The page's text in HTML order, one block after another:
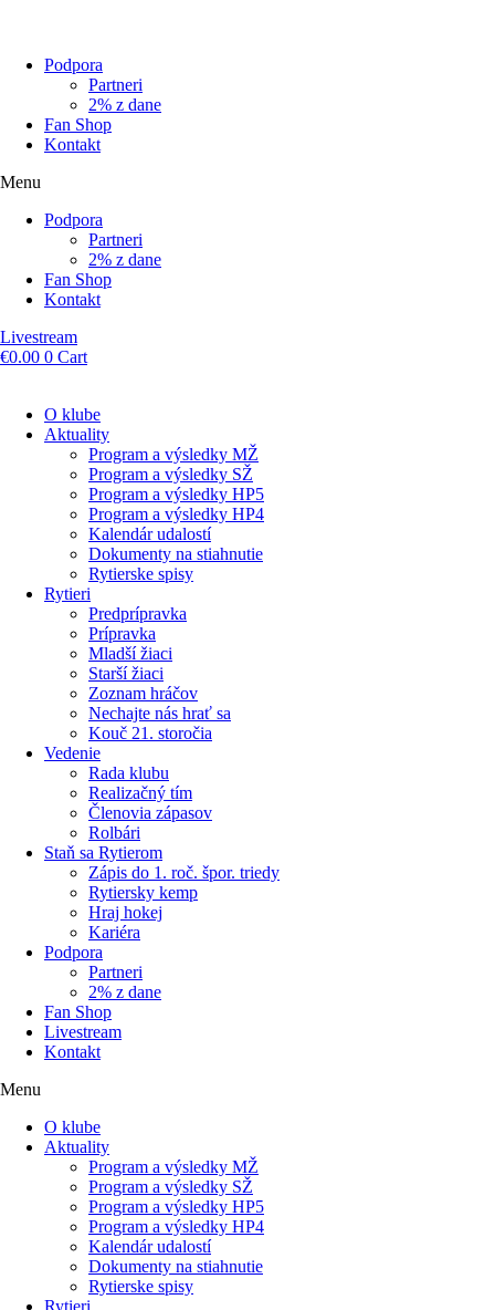
Podpora
Partneri
2% z dane
Fan Shop
Kontakt
Menu
Podpora
Partneri
2% z dane
Fan Shop
Kontakt
Livestream
€0.00 0 Cart
O klube
Aktuality
Program a výsledky MŽ
Program a výsledky SŽ
Program a výsledky HP5
Program a výsledky HP4
Kalendár udalostí
Dokumenty na stiahnutie
Rytierske spisy
Rytieri
Predprípravka
Prípravka
Mladší žiaci
Starší žiaci
Zoznam hráčov
Nechajte nás hrať sa
Kouč 21. storočia
Vedenie
Rada klubu
Realizačný tím
Členovia zápasov
Rolbári
Staň sa Rytierom
Zápis do 1. roč. špor. triedy
Rytiersky kemp
Hraj hokej
Kariéra
Podpora
Partneri
2% z dane
Fan Shop
Livestream
Kontakt
Menu
O klube
Aktuality
Program a výsledky MŽ
Program a výsledky SŽ
Program a výsledky HP5
Program a výsledky HP4
Kalendár udalostí
Dokumenty na stiahnutie
Rytierske spisy
Rytieri